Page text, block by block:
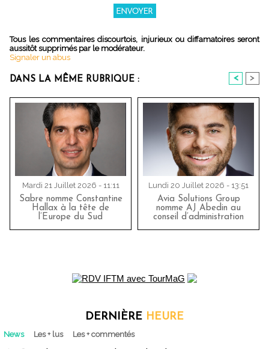
Tous les commentaires discourtois, injurieux ou diffamatoires seront
aussitôt supprimés par le modérateur.
Signaler un abus
DANS LA MÊME RUBRIQUE : < >
Mardi 21 Juillet 2026 - 11:11
Sabre nomme Constantine
Hallax à la tête de
l’Europe du Sud
Lundi 20 Juillet 2026 - 13:51
Avia Solutions Group
nomme AJ Abedin au
conseil d’administration
DERNIÈRE HEURE
News Les + lus Les + commentés